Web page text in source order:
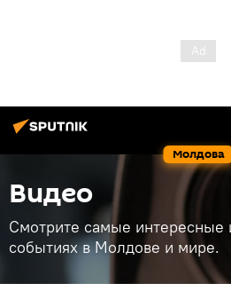
Молдова
Видео
Смотрите самые интересные
событиях в Молдове и мире.